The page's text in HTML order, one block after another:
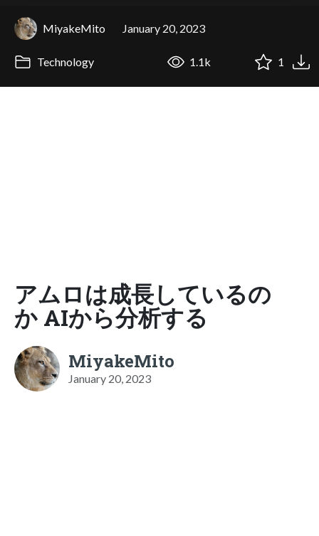
MiyakeMito January 20, 2023
Technology 1.1k 1
アムロは成長しているの
か AIから分析する
MiyakeMito
January 20, 2023